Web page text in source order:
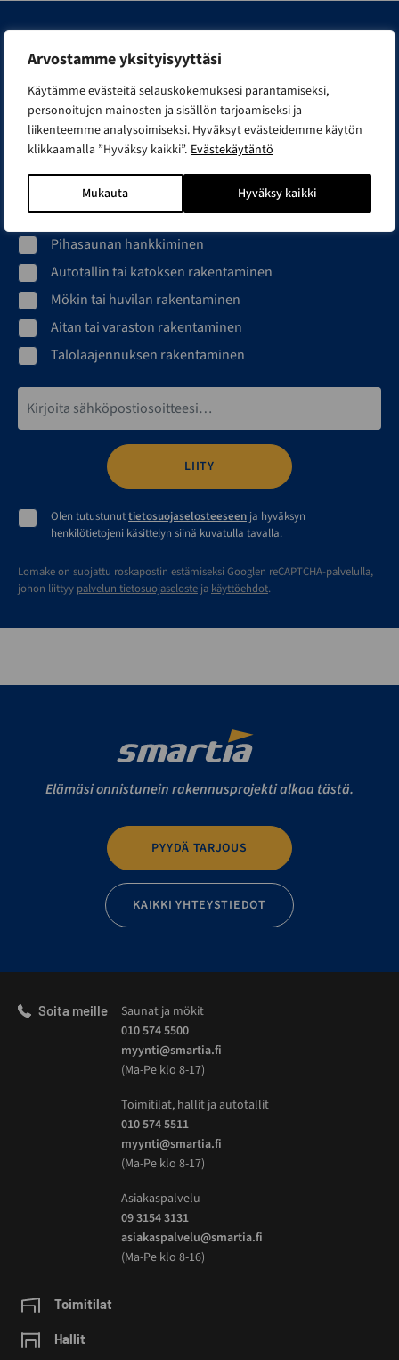
Arvostamme yksityisyyttäsi
Käytämme evästeitä selauskokemuksesi parantamiseksi,
personoitujen mainosten ja sisällön tarjoamiseksi ja
liikenteemme analysoimiseksi. Hyväksyt evästeidemme käytön
klikkaamalla ”Hyväksy kaikki”. Evästekäytäntö
Mukauta Hyväksy kaikki
Liity Smartian rakentajapiiriin
Ideat, inspiraatiot ja vinkit rakentajalle. Liity Smartian
rakentajapiiriin ja lähetämme sinulle kiinnostuksesi
mukaista tietoa ja inspiraatiota rakennusprojektisi avuksi.
Minua kiinnostaa erityisesti...
Toimitilan rakentaminen
Hallin rakentaminen
Pihasaunan hankkiminen
Autotallin tai katoksen rakentaminen
Mökin tai huvilan rakentaminen
Aitan tai varaston rakentaminen
Talolaajennuksen rakentaminen
Olen tutustunuttietosuojaselosteeseen ja hyväksyn
henkilötietojeni käsittelyn siinä kuvatulla tavalla.
Lomake on suojattu roskapostin estämiseksi Googlen reCAPTCHA-palvelulla,
johon liittyy palvelun tietosuojaseloste ja käyttöehdot.
Elämäsi onnistunein rakennusprojekti alkaa tästä.
PYYDÄ TARJOUS
KAIKKI YHTEYSTIEDOT
Soita meille
Saunat ja mökit
010 574 5500
myynti@smartia.fi
(Ma-Pe klo 8-17)
Toimitilat, hallit ja autotallit
010 574 5511
myynti@smartia.fi
(Ma-Pe klo 8-17)
Asiakaspalvelu
09 3154 3131
asiakaspalvelu@smartia.fi
(Ma-Pe klo 8-16)
Toimitilat
Hallit